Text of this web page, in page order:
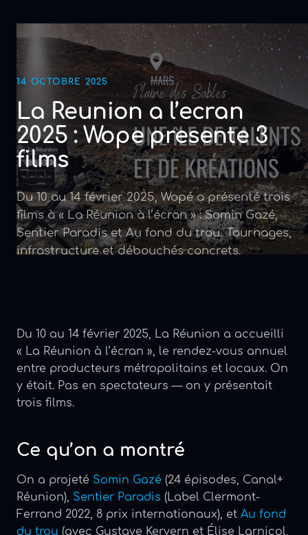
14 OCTOBRE 2025
La Reunion a l’ecran
2025 : Wope presente 3
films
Du 10 au 14 février 2025, Wopé a présenté trois
films à « La Réunion à l’écran » : Somin Gazé,
Sentier Paradis et Au fond du trou. Tournages,
infrastructure et débouchés concrets.
Du 10 au 14 février 2025, La Réunion a accueilli
« La Réunion à l’écran », le rendez-vous annuel
entre producteurs métropolitains et locaux. On
y était. Pas en spectateurs — on y présentait
trois films.
Ce qu’on a montré
On a projeté Somin Gazé (24 épisodes, Canal+
Réunion), Sentier Paradis (Label Clermont-
Ferrand 2022, 8 prix internationaux), et Au fond
du trou (avec Gustave Kervern et Élise Larnicol,